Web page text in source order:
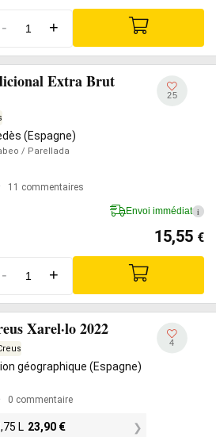
- +
Extra Brut
(Espagne)
/ Parellada
11 commentaires
25
Envoi immédiat i
15,55 €
- +
Xarel·lo 2022
géographique (Espagne)
0 commentaire
L 23,90 €
4